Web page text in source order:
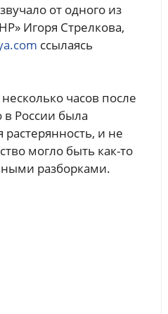
от одного из
Игоря Стрелкова,
ссылаясь
часов после
в России была
и не
могло быть как-то
разборками.